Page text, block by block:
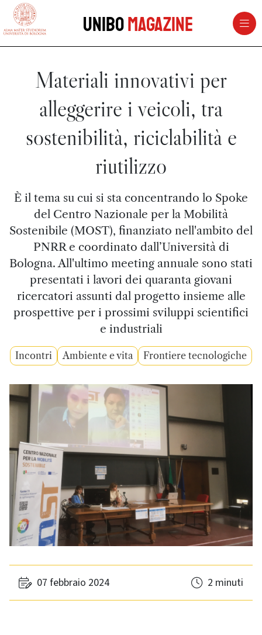
vai al contenuto della pagina
UniboMagazine
Materiali innovativi per
alleggerire i veicoli, tra
sostenibilità, riciclabilità e
riutilizzo
È il tema su cui si sta concentrando lo Spoke
del Centro Nazionale per la Mobilità
Sostenibile (MOST), finanziato nell'ambito del
PNRR e coordinato dall’Università di
Bologna. All'ultimo meeting annuale sono stati
presentati i lavori dei quaranta giovani
ricercatori assunti dal progetto insieme alle
prospettive per i prossimi sviluppi scientifici
e industriali
Incontri Ambiente e vita Frontiere tecnologiche
07 febbraio 2024 2 minuti